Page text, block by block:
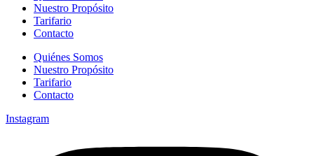
Nuestro Propósito
Tarifario
Contacto
Quiénes Somos
Nuestro Propósito
Tarifario
Contacto
Instagram